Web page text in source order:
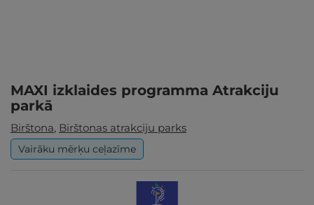
MAXI izklaides programma Atrakciju
parkā
Birštona, Birštonas atrakciju parks
Vairāku mērķu ceļazīme